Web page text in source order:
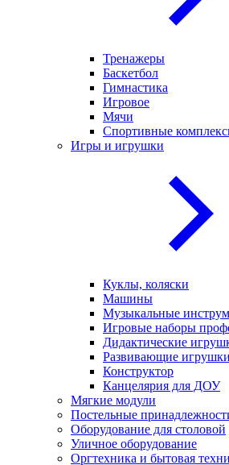
Тренажеры
Баскетбол
Гимнастика
Игровое
Мячи
Спортивные
Игры и игрушки
Куклы, коляски
Машины
Музыкальные
Игровые наборы
Дидактические
Развивающие игрушки
Конструктор
Канцелярия для ДОУ
Мягкие модули
Постельные
Оборудование для столовой
Уличное оборудование
Оргтехника и бытовая